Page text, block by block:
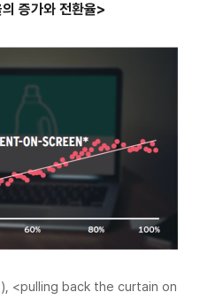
증가와 전환율>
<pulling back the curtain on